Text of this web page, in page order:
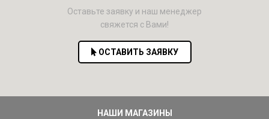
Оставьте заявку и наш менеджер
свяжется с Вами!
ОСТАВИТЬ ЗАЯВКУ
НАШИ МАГАЗИНЫ